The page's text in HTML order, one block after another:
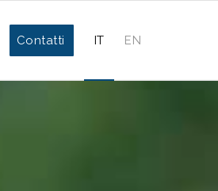
Contatti IT EN